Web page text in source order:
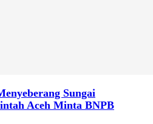
Sungai
Aceh Minta BNPB